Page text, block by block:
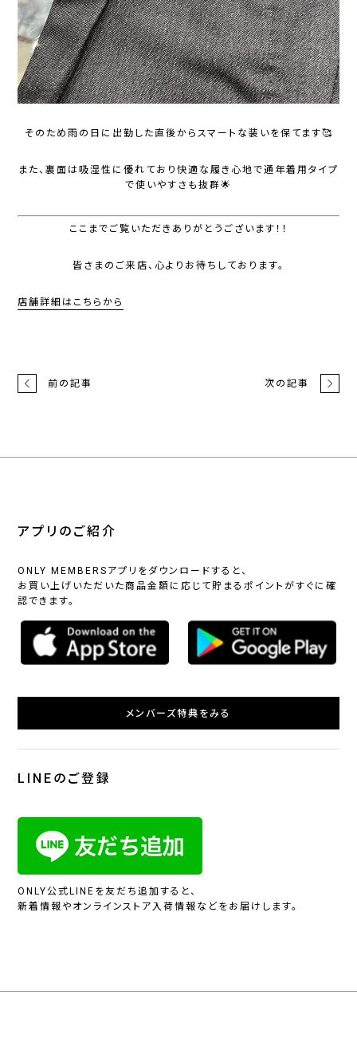
そのため雨の日に出勤した直後からスマートな装いを保てます🥰
また、裏面は吸湿性に優れており快適な履き心地で通年着用タイプ
で使いやすさも抜群🌟
ここまでご覧いただきありがとうございます！！
皆さまのご来店、心よりお待ちしております。
店舗詳細はこちらから
前の記事 次の記事
アプリのご紹介
ONLY MEMBERSアプリをダウンロードすると、
お買い上げいただいた商品金額に応じて貯まるポイントがすぐに確
認できます。
メンバーズ特典をみる
LINEのご登録
ONLY公式LINEを友だち追加すると、
新着情報やオンラインストア入荷情報などをお届けします。